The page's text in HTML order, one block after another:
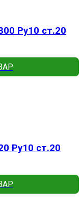
Ру10 ст.20
Ру10 ст.20